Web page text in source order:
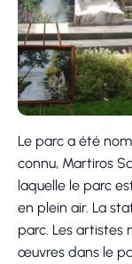
Le parc a été
connu, Martiros
laquelle le parc
en plein air. La
parc. Les
œuvres dans le